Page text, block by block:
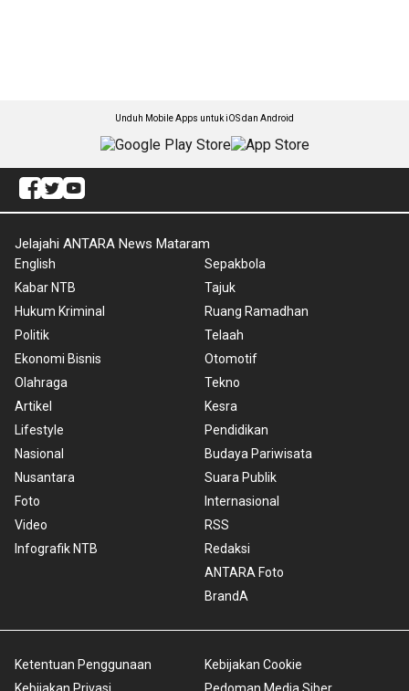
Unduh Mobile Apps untuk iOS dan Android
Jelajahi ANTARA News Mataram
English
Kabar NTB
Hukum Kriminal
Politik
Ekonomi Bisnis
Olahraga
Artikel
Lifestyle
Nasional
Nusantara
Foto
Video
Infografik NTB
Sepakbola
Tajuk
Ruang Ramadhan
Telaah
Otomotif
Tekno
Kesra
Pendidikan
Budaya Pariwisata
Suara Publik
Internasional
RSS
Redaksi
ANTARA Foto
BrandA
Ketentuan Penggunaan
Kebijakan Cookie